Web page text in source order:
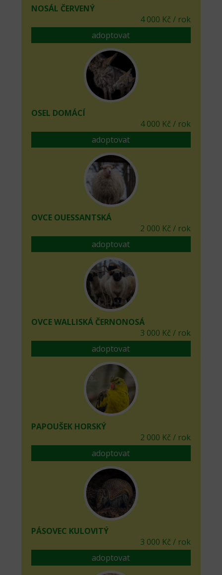
NOSÁL ČERVENÝ
4 000 Kč / rok
adoptovat
OSEL DOMÁCÍ
4 000 Kč / rok
adoptovat
OVCE OUESSANTSKÁ
2 000 Kč / rok
adoptovat
OVCE WALLISKÁ ČERNONOSÁ
3 000 Kč / rok
adoptovat
PAPOUŠEK HORSKÝ
2 000 Kč / rok
adoptovat
PÁSOVEC KULOVITÝ
3 000 Kč / rok
adoptovat